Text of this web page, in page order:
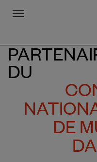
Menu
DU
DE